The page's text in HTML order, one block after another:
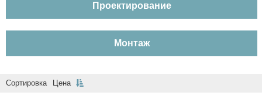
Проектирование
Монтаж
Сортировка Цена